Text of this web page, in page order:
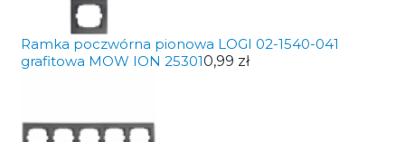
Ramka poczwórna pionowa LOGI 02-1540-041
grafitowa MOW ION 253010,99 zł